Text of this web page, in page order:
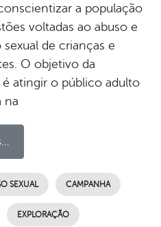
a população
voltadas ao abuso e
sexual de crianças e
O objetivo da
atingir o público adulto
na
SEXUAL CAMPANHA
EXPLORAÇÃO